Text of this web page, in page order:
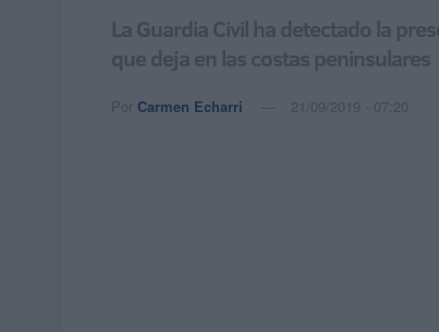
La Guardia Civil ha detectado la
que deja en las costas peninsulares
Por Carmen Echarri 21/09/2019 - 07:20